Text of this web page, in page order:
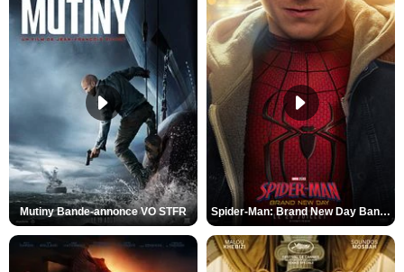
Mutiny Bande-annonce VO STFR Spider-Man: Brand New Day Bande-annonce VO STFR